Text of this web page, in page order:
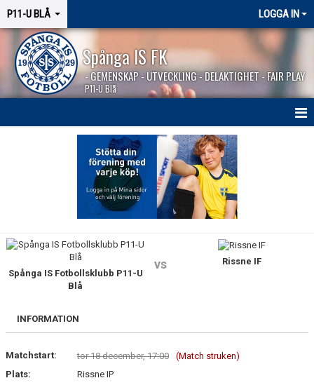
P11-U BLÅ LOGGA IN
Spånga IS FK
- GEMENSKAP - UTVECKLING - DELAKTIGHET - FAIR PLAY
P11-U Blå
Spånga IS Fotbollsklubb P11-U
Blå
vs Rissne IF
INFORMATION
Matchstart: tor 18 december, 17:00
(Match struken)
Plats:
Rissne IP